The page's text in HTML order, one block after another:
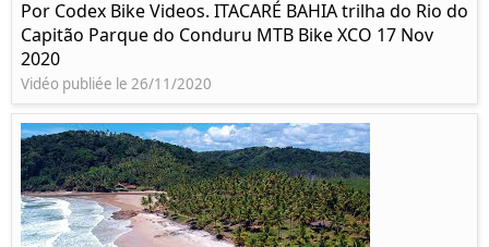
Por Codex Bike Videos. ITACARÉ BAHIA trilha do Rio do
Capitão Parque do Conduru MTB Bike XCO 17 Nov
2020
Vidéo publiée le 26/11/2020